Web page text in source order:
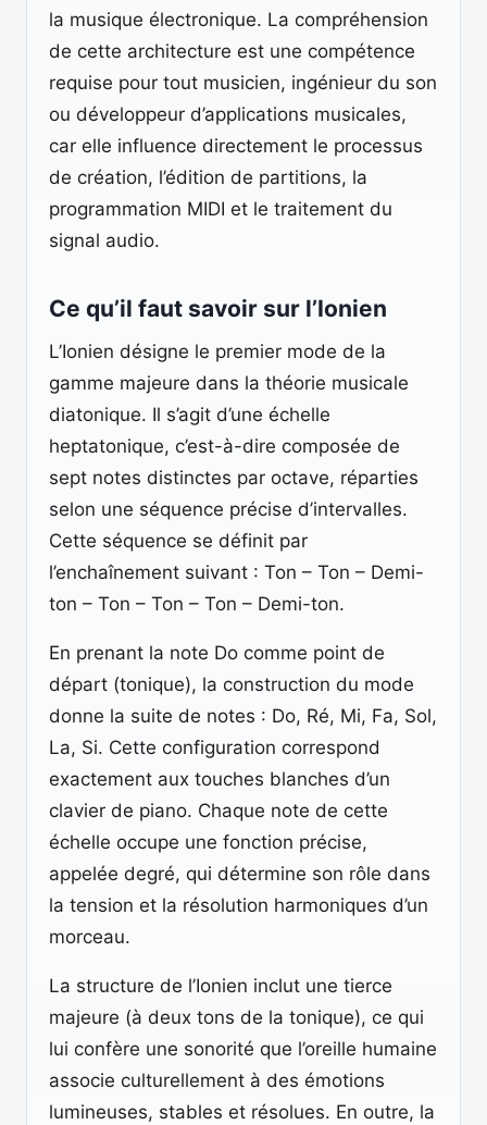
la musique électronique. La compréhension
de cette architecture est une compétence
requise pour tout musicien, ingénieur du son
ou développeur d’applications musicales,
car elle influence directement le processus
de création, l’édition de partitions, la
programmation MIDI et le traitement du
signal audio.
Ce qu’il faut savoir sur l’Ionien
L’Ionien désigne le premier mode de la
gamme majeure dans la théorie musicale
diatonique. Il s’agit d’une échelle
heptatonique, c’est-à-dire composée de
sept notes distinctes par octave, réparties
selon une séquence précise d’intervalles.
Cette séquence se définit par
l’enchaînement suivant : Ton – Ton – Demi-
ton – Ton – Ton – Ton – Demi-ton.
En prenant la note Do comme point de
départ (tonique), la construction du mode
donne la suite de notes : Do, Ré, Mi, Fa, Sol,
La, Si. Cette configuration correspond
exactement aux touches blanches d’un
clavier de piano. Chaque note de cette
échelle occupe une fonction précise,
appelée degré, qui détermine son rôle dans
la tension et la résolution harmoniques d’un
morceau.
La structure de l’Ionien inclut une tierce
majeure (à deux tons de la tonique), ce qui
lui confère une sonorité que l’oreille humaine
associe culturellement à des émotions
lumineuses, stables et résolues. En outre, la